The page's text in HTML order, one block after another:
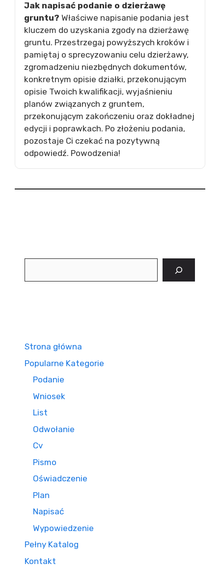
Jak napisać podanie o dzierżawę
gruntu? Właściwe napisanie podania jest
kluczem do uzyskania zgody na dzierżawę
gruntu. Przestrzegaj powyższych kroków i
pamiętaj o sprecyzowaniu celu dzierżawy,
zgromadzeniu niezbędnych dokumentów,
konkretnym opisie działki, przekonującym
opisie Twoich kwalifikacji, wyjaśnieniu
planów związanych z gruntem,
przekonującym zakończeniu oraz dokładnej
edycji i poprawkach. Po złożeniu podania,
pozostaje Ci czekać na pozytywną
odpowiedź. Powodzenia!
Strona główna
Popularne Kategorie
Podanie
Wniosek
List
Odwołanie
Cv
Pismo
Oświadczenie
Plan
Napisać
Wypowiedzenie
Pełny Katalog
Kontakt